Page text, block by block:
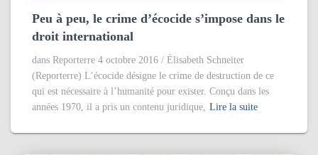
Peu à peu, le crime d’écocide s’impose dans le
droit international
dans Reporterre 4 octobre 2016 / Élisabeth Schneiter
(Reporterre) L’écocide désigne le crime de destruction de ce
qui est nécessaire à l’humanité pour exister. Conçu dans les
années 1970, il a pris un contenu juridique, Lire la suite